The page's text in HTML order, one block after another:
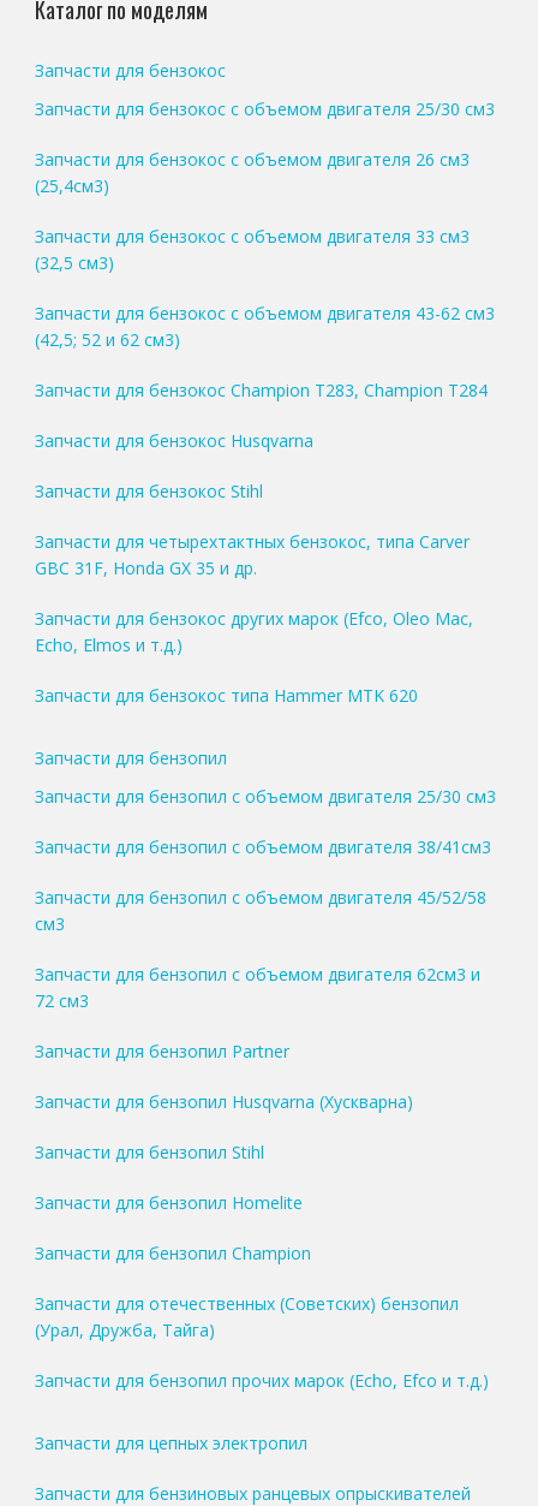
Каталог по моделям
Запчасти для бензокос
Запчасти для бензокос с объемом двигателя 25/30 см3
Запчасти для бензокос с объемом двигателя 26 см3
(25,4см3)
Запчасти для бензокос с объемом двигателя 33 см3
(32,5 см3)
Запчасти для бензокос с объемом двигателя 43-62 см3
(42,5; 52 и 62 см3)
Запчасти для бензокос Champion T283, Champion T284
Запчасти для бензокос Husqvarna
Запчасти для бензокос Stihl
Запчасти для четырехтактных бензокос, типа Carver
GBC 31F, Honda GX 35 и др.
Запчасти для бензокос других марок (Efco, Oleo Mac,
Echo, Elmos и т.д.)
Запчасти для бензокос типа Hammer MTK 620
Запчасти для бензопил
Запчасти для бензопил с объемом двигателя 25/30 см3
Запчасти для бензопил с объемом двигателя 38/41см3
Запчасти для бензопил с объемом двигателя 45/52/58
см3
Запчасти для бензопил с объемом двигателя 62см3 и
72 см3
Запчасти для бензопил Partner
Запчасти для бензопил Husqvarna (Хускварна)
Запчасти для бензопил Stihl
Запчасти для бензопил Homelite
Запчасти для бензопил Champion
Запчасти для отечественных (Советских) бензопил
(Урал, Дружба, Тайга)
Запчасти для бензопил прочих марок (Echo, Efco и т.д.)
Запчасти для цепных электропил
Запчасти для бензиновых ранцевых опрыскивателей